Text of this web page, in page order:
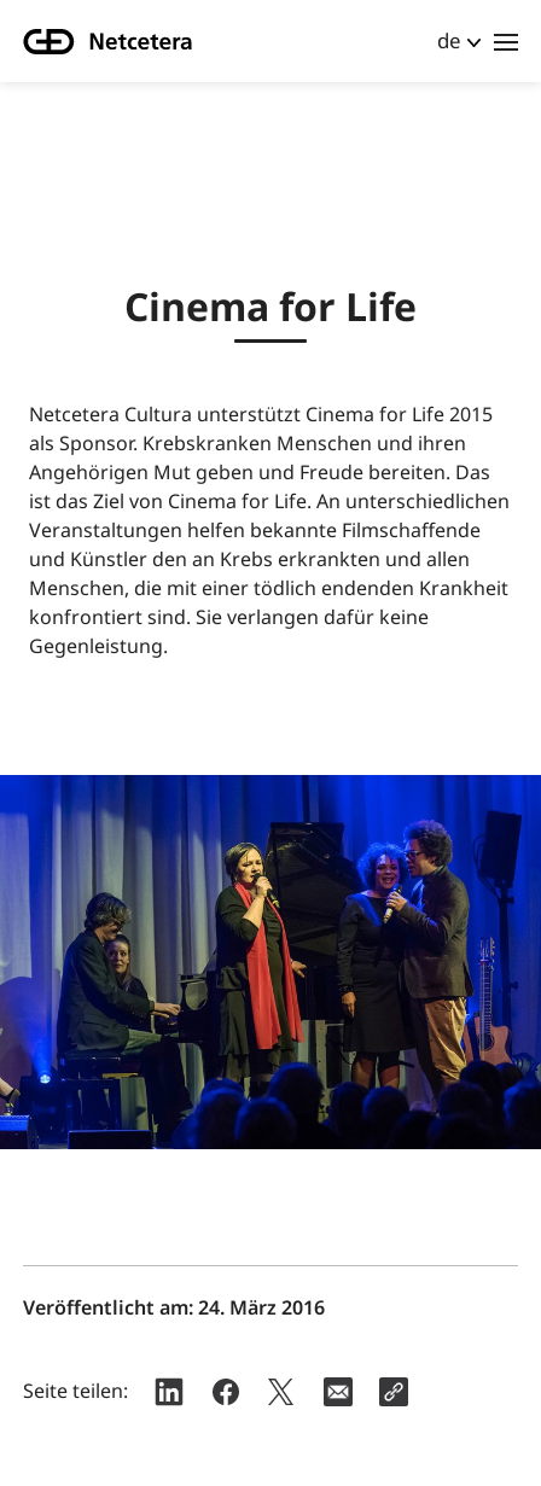
de
Cinema for Life
Netcetera Cultura unterstützt Cinema for Life 2015
als Sponsor. Krebskranken Menschen und ihren
Angehörigen Mut geben und Freude bereiten. Das
ist das Ziel von Cinema for Life. An unterschiedlichen
Veranstaltungen helfen bekannte Filmschaffende
und Künstler den an Krebs erkrankten und allen
Menschen, die mit einer tödlich endenden Krankheit
konfrontiert sind. Sie verlangen dafür keine
Gegenleistung.
Veröffentlicht am:24. März 2016
Seite teilen: